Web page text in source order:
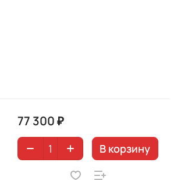
77 300 ₽
В корзину